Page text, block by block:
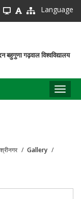
Language
विश्वविद्यालय
श्रीनगर
Gallery